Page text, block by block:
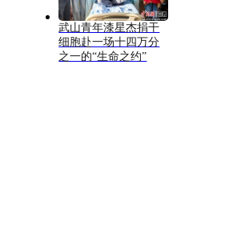
武山青年漆星杰捐干
细胞赴一场十四万分
之一的“生命之约”